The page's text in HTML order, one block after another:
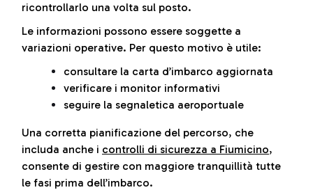
ricontrollarlo una volta sul posto.
Le informazioni possono essere soggette a
variazioni operative. Per questo motivo è utile:
consultare la carta d’imbarco aggiornata
verificare i monitor informativi
seguire la segnaletica aeroportuale
Una corretta pianificazione del percorso, che
includa anche i controlli di sicurezza a Fiumicino,
consente di gestire con maggiore tranquillità tutte
le fasi prima dell’imbarco.